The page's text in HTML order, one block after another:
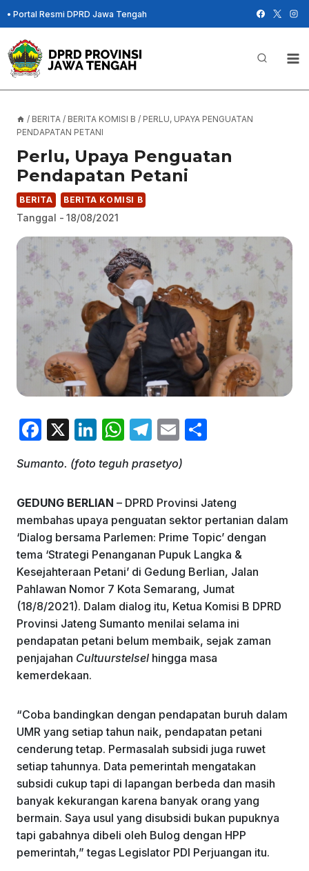
Skip
to
content
• Portal Resmi DPRD Jawa Tengah
/ BERITA / BERITA KOMISI B / PERLU, UPAYA PENGUATAN
PENDAPATAN PETANI
Perlu, Upaya Penguatan
Pendapatan Petani
BERITA BERITA KOMISI B
Tanggal - 18/08/2021
F
c
e
b
o
o
k
X
Li
k
e
dI
n
W
at
s
A
p
p
T
e
gr
a
m
E
m
ai
l
e
Sumanto. (foto teguh prasetyo)
GEDUNG BERLIAN – DPRD Provinsi Jateng
membahas upaya penguatan sektor pertanian dalam
‘Dialog bersama Parlemen: Prime Topic’ dengan
tema ‘Strategi Penanganan Pupuk Langka &
Kesejahteraan Petani’ di Gedung Berlian, Jalan
Pahlawan Nomor 7 Kota Semarang, Jumat
(18/8/2021). Dalam dialog itu, Ketua Komisi B DPRD
Provinsi Jateng Sumanto menilai selama ini
pendapatan petani belum membaik, sejak zaman
penjajahan Cultuurstelsel hingga masa
kemerdekaan.
“Coba bandingkan dengan pendapatan buruh dalam
UMR yang setiap tahun naik, pendapatan petani
cenderung tetap. Permasalah subsidi juga ruwet
setiap tahunnya. Data pemerintah mengatakan
subsidi cukup tapi di lapangan berbeda dan masih
banyak kekurangan karena banyak orang yang
bermain. Saya usul yang disubsidi bukan pupuknya
tapi gabahnya dibeli oleh Bulog dengan HPP
pemerintah,” tegas Legislator PDI Perjuangan itu.